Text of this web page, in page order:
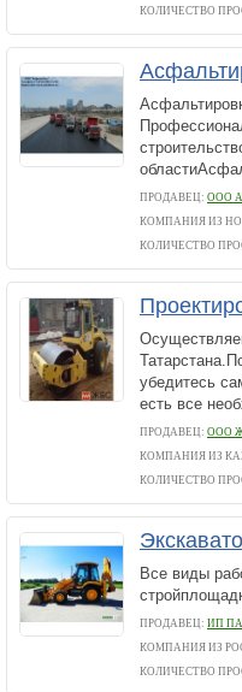
КОЛИЧЕСТВО
ПРОДАВЕЦ: ООО
КОМПАНИЯ ИЗ
КОЛИЧЕСТВО
убедитесь
есть все
ПРОДАВЕЦ: ООО
КОМПАНИЯ ИЗ
КОЛИЧЕСТВО
Все виды
ПРОДАВЕЦ: ИП
КОМПАНИЯ ИЗ
КОЛИЧЕСТВО